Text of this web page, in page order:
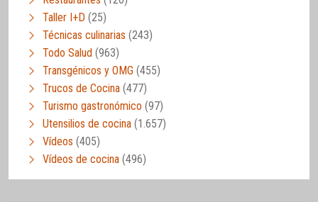
Taller I+D (25)
Técnicas culinarias (243)
Todo Salud (963)
Transgénicos y OMG (455)
Trucos de Cocina (477)
Turismo gastronómico (97)
Utensilios de cocina (1.657)
Vídeos (405)
Vídeos de cocina (496)